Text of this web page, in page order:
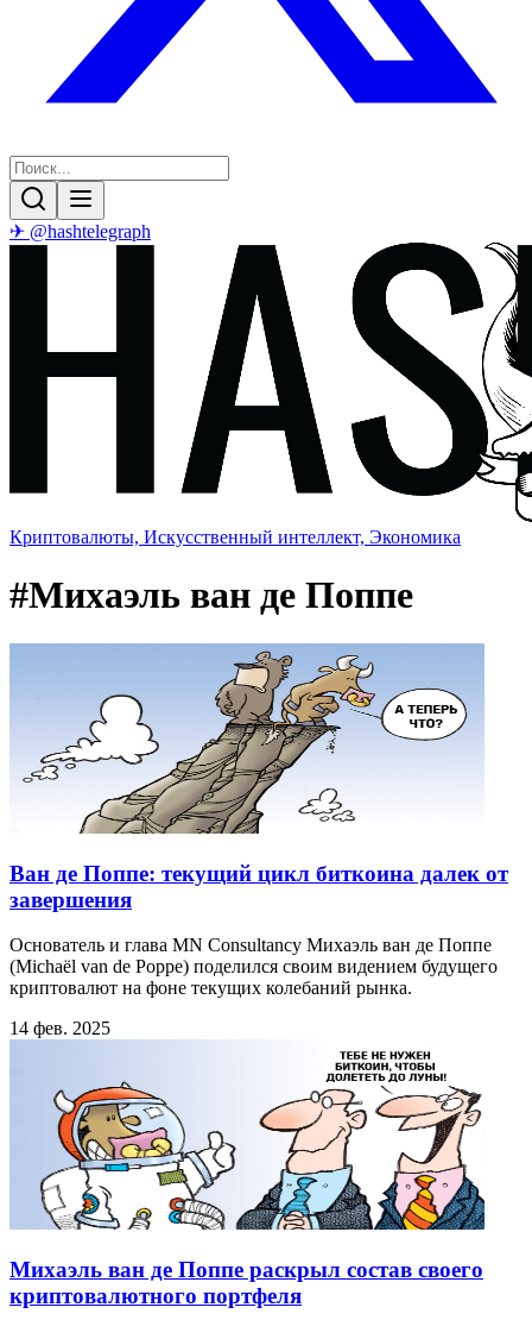
✈ @hashtelegraph
Криптовалюты, Искусственный интеллект, Экономика
#Михаэль ван де Поппе
Ван де Поппе: текущий цикл биткоина далек от
завершения
Основатель и глава MN Consultancy Михаэль ван де Поппе
(Michaël van de Poppe) поделился своим видением будущего
криптовалют на фоне текущих колебаний рынка.
14 фев. 2025
Михаэль ван де Поппе раскрыл состав своего
криптовалютного портфеля